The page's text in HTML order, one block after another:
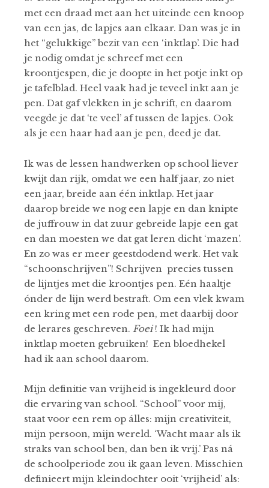
met een draad met aan het uiteinde een knoop
van een jas, de lapjes aan elkaar. Dan was je in
het “gelukkige” bezit van een ‘inktlap’. Die had
je nodig omdat je schreef met een
kroontjespen, die je doopte in het potje inkt op
je tafelblad. Heel vaak had je teveel inkt aan je
pen. Dat gaf vlekken in je schrift, en daarom
veegde je dat ‘te veel’ af tussen de lapjes. Ook
als je een haar had aan je pen, deed je dat.
Ik was de lessen handwerken op school liever
kwijt dan rijk, omdat we een half jaar, zo niet
een jaar, breide aan één inktlap. Het jaar
daarop breide we nog een lapje en dan knipte
de juffrouw in dat zuur gebreide lapje een gat
en dan moesten we dat gat leren dicht ‘mazen’.
En zo was er meer geestdodend werk. Het vak
“schoonschrijven”! Schrijven precies tussen
de lijntjes met die kroontjes pen. Eén haaltje
ónder de lijn werd bestraft. Om een vlek kwam
een kring met een rode pen, met daarbij door
de lerares geschreven. Foei! Ik had mijn
inktlap moeten gebruiken! Een bloedhekel
had ik aan school daarom.
Mijn definitie van vrijheid is ingekleurd door
die ervaring van school. “School” voor mij,
staat voor een rem op álles: mijn creativiteit,
mijn persoon, mijn wereld. ‘Wacht maar als ik
straks van school ben, dan ben ik vrij.’ Pas ná
de schoolperiode zou ik gaan leven. Misschien
definieert mijn kleindochter ooit ‘vrijheid’ als: